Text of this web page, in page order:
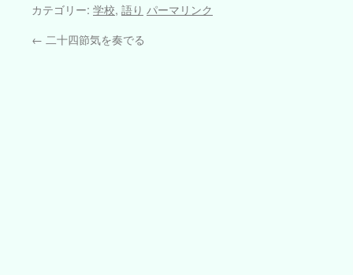
カテゴリー: 学校, 語り パーマリンク
← 二十四節気を奏でる